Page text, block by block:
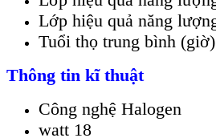
Lớp hiệu quả năng
Tuổi thọ trung bình
Thông tin kĩ thuật
Công nghệ Halogen
watt 18